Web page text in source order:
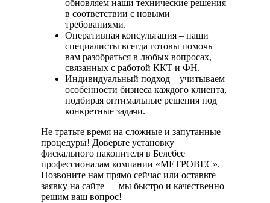
обновляем наши технические решения
в соответствии с новыми
требованиями.
Оперативная консультация – наши
специалисты всегда готовы помочь
вам разобраться в любых вопросах,
связанных с работой ККТ и ФН.
Индивидуальный подход – учитываем
особенности бизнеса каждого клиента,
подбирая оптимальные решения под
конкретные задачи.
Не тратьте время на сложные и запутанные
процедуры! Доверьте установку
фискального накопителя в Белебее
профессионалам компании «МЕТРОВЕС».
Позвоните нам прямо сейчас или оставьте
заявку на сайте — мы быстро и качественно
решим ваш вопрос!